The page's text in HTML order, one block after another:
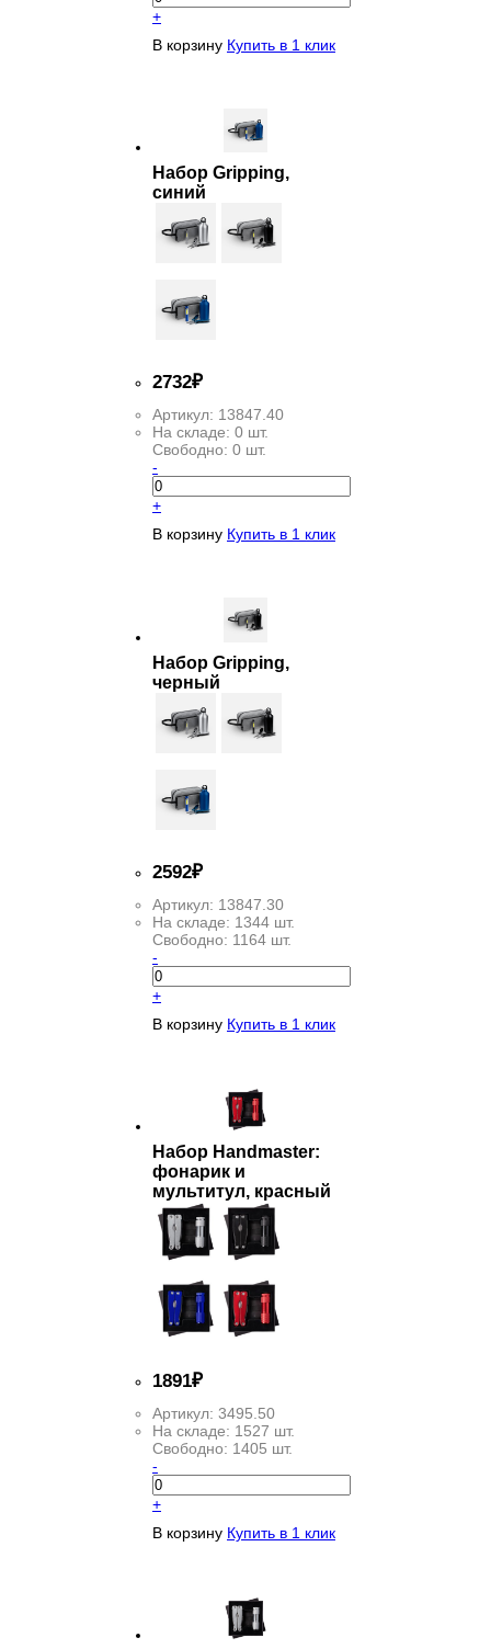
+
В корзину Купить в 1 клик
Набор Gripping,
синий
2732₽
Артикул: 13847.40
На складе: 0 шт.
Свободно: 0 шт.
-
+
В корзину Купить в 1 клик
Набор Gripping,
черный
2592₽
Артикул: 13847.30
На складе: 1344 шт.
Свободно: 1164 шт.
-
+
В корзину Купить в 1 клик
Набор Handmaster:
фонарик и
мультитул, красный
1891₽
Артикул: 3495.50
На складе: 1527 шт.
Свободно: 1405 шт.
-
+
В корзину Купить в 1 клик